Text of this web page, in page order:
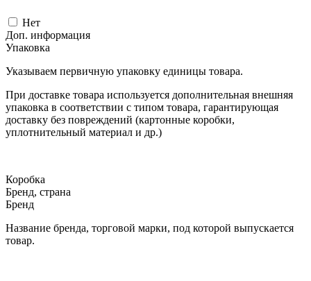
Нет
Доп. информация
Упаковка
Указываем первичную упаковку единицы товара.
При доставке товара используется дополнительная внешняя
упаковка в соответствии с типом товара, гарантирующая
доставку без повреждений (картонные коробки,
уплотнительный материал и др.)
Коробка
Бренд, страна
Бренд
Название бренда, торговой марки, под которой выпускается
товар.